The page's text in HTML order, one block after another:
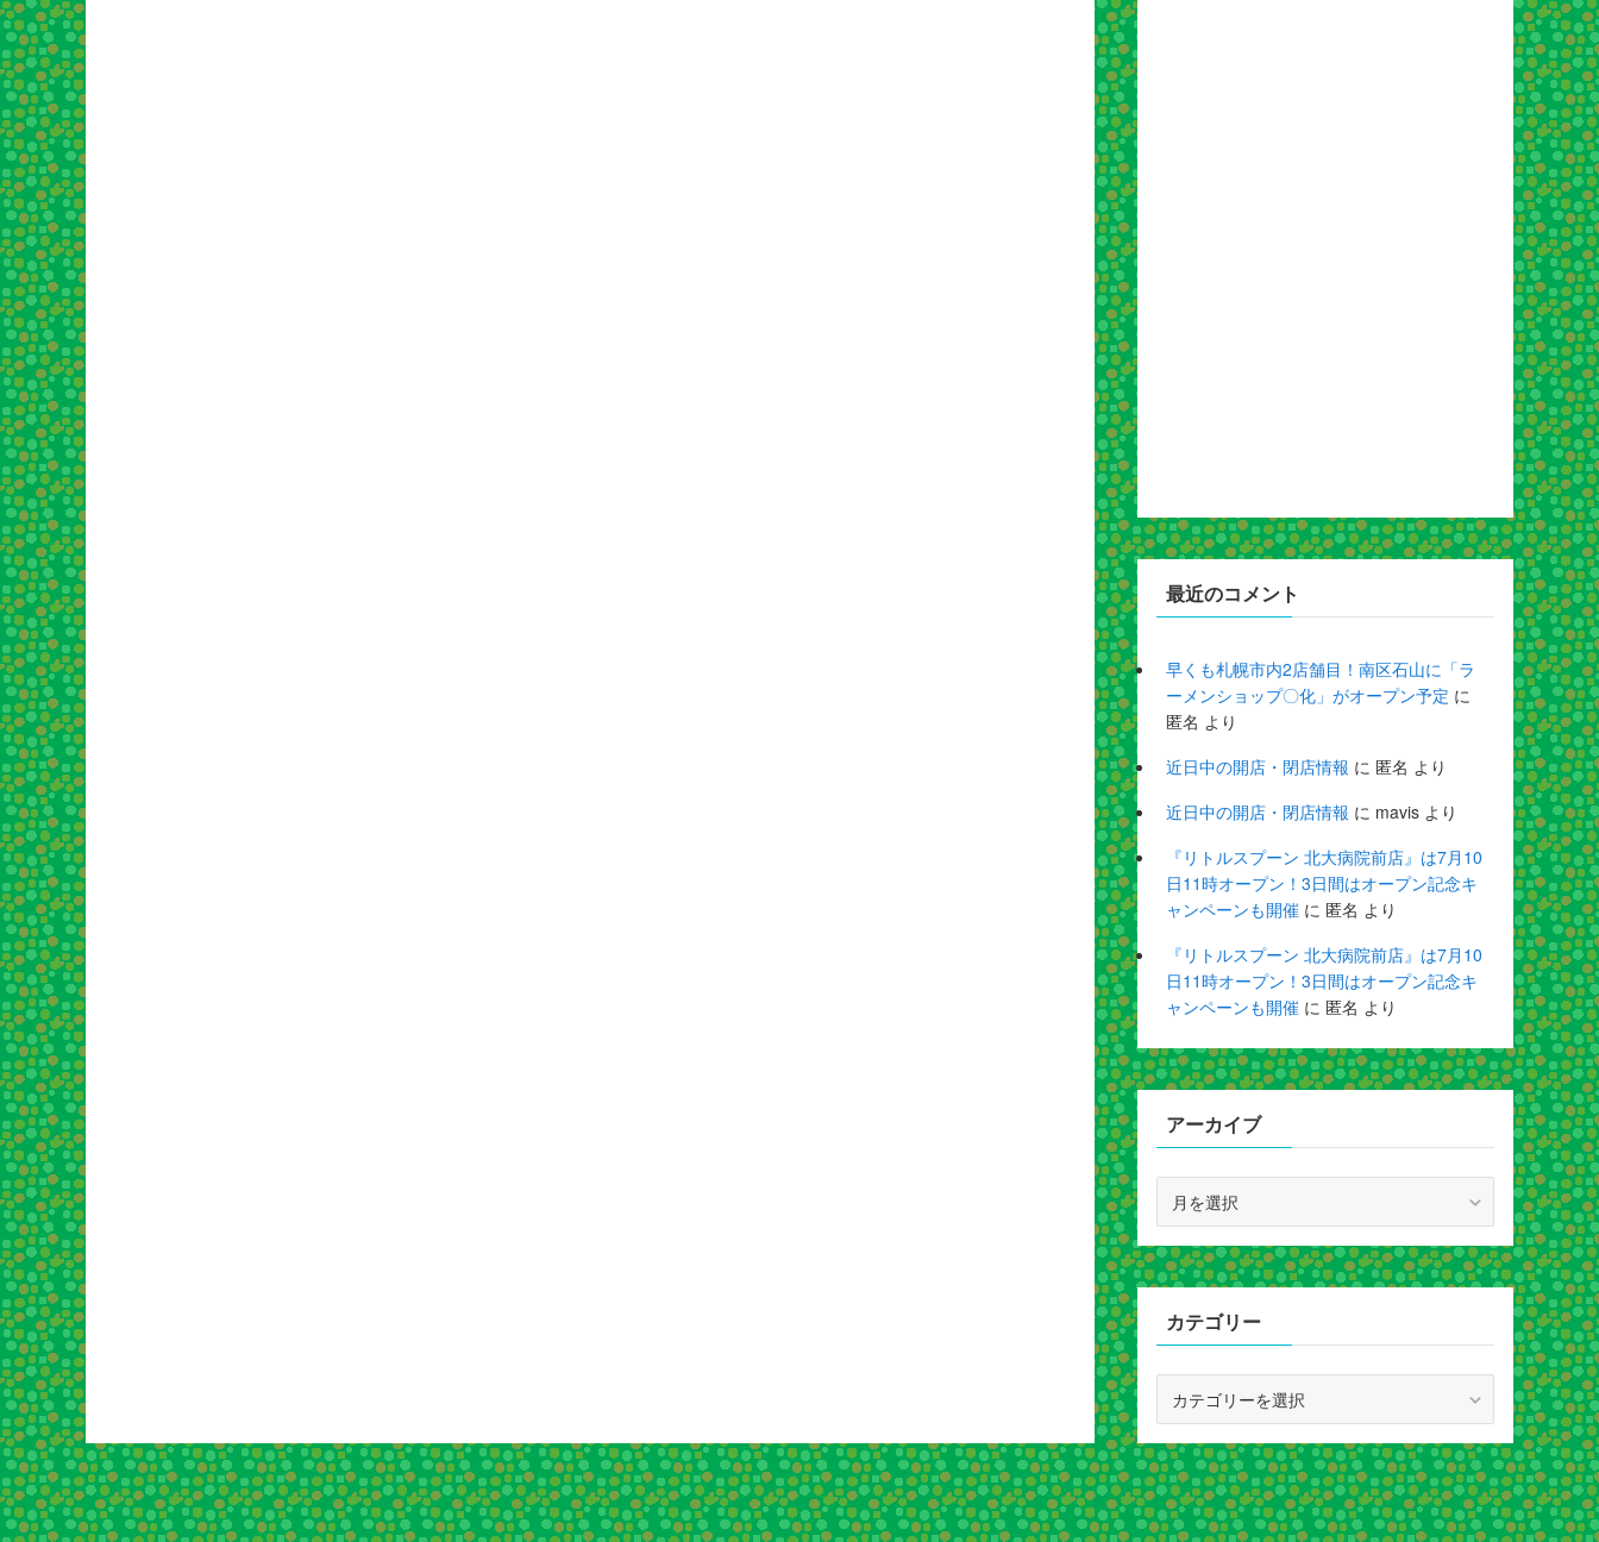
最近のコメント
早くも札幌市内2店舗目！南区石山に「ラ
ーメンショップ〇化」がオープン予定 に
匿名 より
近日中の開店・閉店情報 に 匿名 より
近日中の開店・閉店情報 に mavis より
『リトルスプーン 北大病院前店』は7月10
日11時オープン！3日間はオープン記念キ
ャンペーンも開催 に 匿名 より
『リトルスプーン 北大病院前店』は7月10
日11時オープン！3日間はオープン記念キ
ャンペーンも開催 に 匿名 より
アーカイブ
カ
イ
ブ
カテゴリー
ゴ
リ
ー